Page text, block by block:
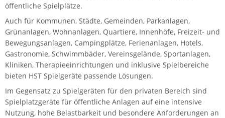
öffentliche Spielplätze.
Auch für Kommunen, Städte, Gemeinden, Parkanlagen,
Grünanlagen, Wohnanlagen, Quartiere, Innenhöfe, Freizeit- und
Bewegungsanlagen, Campingplätze, Ferienanlagen, Hotels,
Gastronomie, Schwimmbäder, Vereinsgelände, Sportanlagen,
Kliniken, Therapieeinrichtungen und inklusive Spielbereiche
bieten HST Spielgeräte passende Lösungen.
Im Gegensatz zu Spielgeräten für den privaten Bereich sind
Spielplatzgeräte für öffentliche Anlagen auf eine intensive
Nutzung, hohe Belastbarkeit und besondere Anforderungen an